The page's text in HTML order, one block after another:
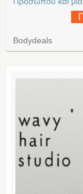
Bodydeals